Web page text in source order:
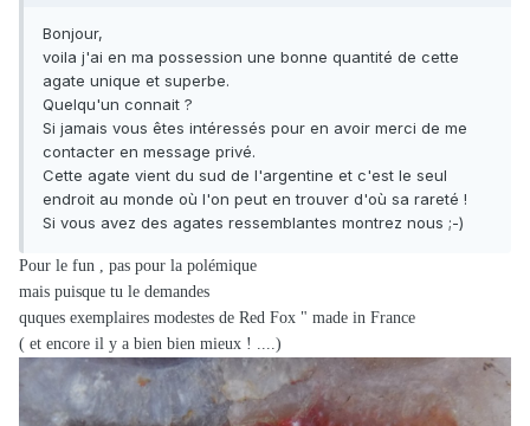
Bonjour,
voila j'ai en ma possession une bonne quantité de cette
agate unique et superbe.
Quelqu'un connait ?
Si jamais vous êtes intéressés pour en avoir merci de me
contacter en message privé.
Cette agate vient du sud de l'argentine et c'est le seul
endroit au monde où l'on peut en trouver d'où sa rareté !
Si vous avez des agates ressemblantes montrez nous ;-)
Pour le fun , pas pour la polémique
mais puisque tu le demandes
quques exemplaires modestes de Red Fox " made in France
( et encore il y a bien bien mieux ! ....)